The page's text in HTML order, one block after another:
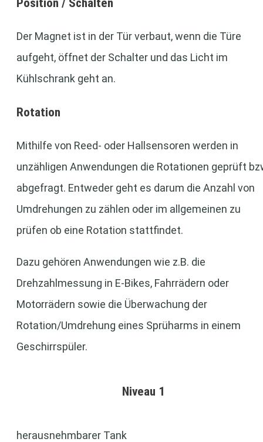
Der Magnet ist in der Tür verbaut, wenn die Türe
aufgeht, öffnet der Schalter und das Licht im
Kühlschrank geht an.
Rotation
Mithilfe von Reed- oder Hallsensoren werden in
unzähligen Anwendungen die Rotationen geprüft
abgefragt. Entweder geht es darum die Anzahl von
Umdrehungen zu zählen oder im allgemeinen zu
prüfen ob eine Rotation stattfindet.
Dazu gehören Anwendungen wie z.B. die
Drehzahlmessung in E-Bikes, Fahrrädern oder
Motorrädern sowie die Überwachung der
Rotation/Umdrehung eines Sprüharms in einem
Geschirrspüler.
Niveau 1
herausnehmbarer Tank